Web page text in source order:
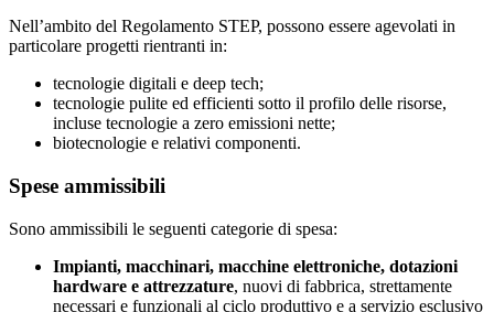
Nell’ambito del Regolamento STEP, possono essere agevolati in
particolare progetti rientranti in:
tecnologie digitali e deep tech;
tecnologie pulite ed efficienti sotto il profilo delle risorse,
incluse tecnologie a zero emissioni nette;
biotecnologie e relativi componenti.
Spese ammissibili
Sono ammissibili le seguenti categorie di spesa:
Impianti, macchinari, macchine elettroniche, dotazioni
hardware e attrezzature, nuovi di fabbrica, strettamente
necessari e funzionali al ciclo produttivo e a servizio esclusivo